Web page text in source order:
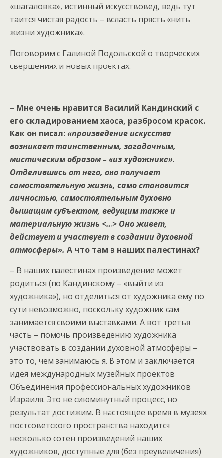
«шагаловка», истинный искусствовед, ведь тут
таится чистая радость – всласть прясть «нить
жизни художника».
Поговорим с Галиной Подольской о творческих
свершениях и новых проектах.
– Мне очень нравится Василий Кандинский с
его складированием хаоса, разбросом красок.
Как он писал:«произведение искусства
возникает таинственным, загадочным,
мистическим образом – «из художника».
Отделившись от него, оно получает
самостоятельную жизнь, само становится
личностью, самостоятельным духовно
дышащим субъектом, ведущим также и
материальную жизнь <…> Оно живет,
действует и участвует в создании духовной
атмосферы». А что там в наших палестинах?
– В наших палестинах произведение может
родиться (по Кандинскому – «выйти из
художника»), но отделиться от художника ему по
сути невозможно, поскольку художник сам
занимается своими выставками. А вот третья
часть – помочь произведению художника
участвовать в создании духовной атмосферы –
это то, чем занимаюсь я. В этом и заключается
идея международных музейных проектов
Объединения профессиональных художников
Израиля. Это не сиюминутный процесс, но
результат достижим. В настоящее время в музеях
постсоветского пространства находится
несколько сотен произведений наших
художников, доступные для (без преувеличения)